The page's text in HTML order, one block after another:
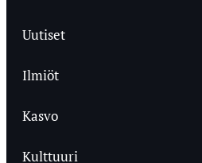
Uutiset
Ilmiöt
Kasvo
Kulttuuri